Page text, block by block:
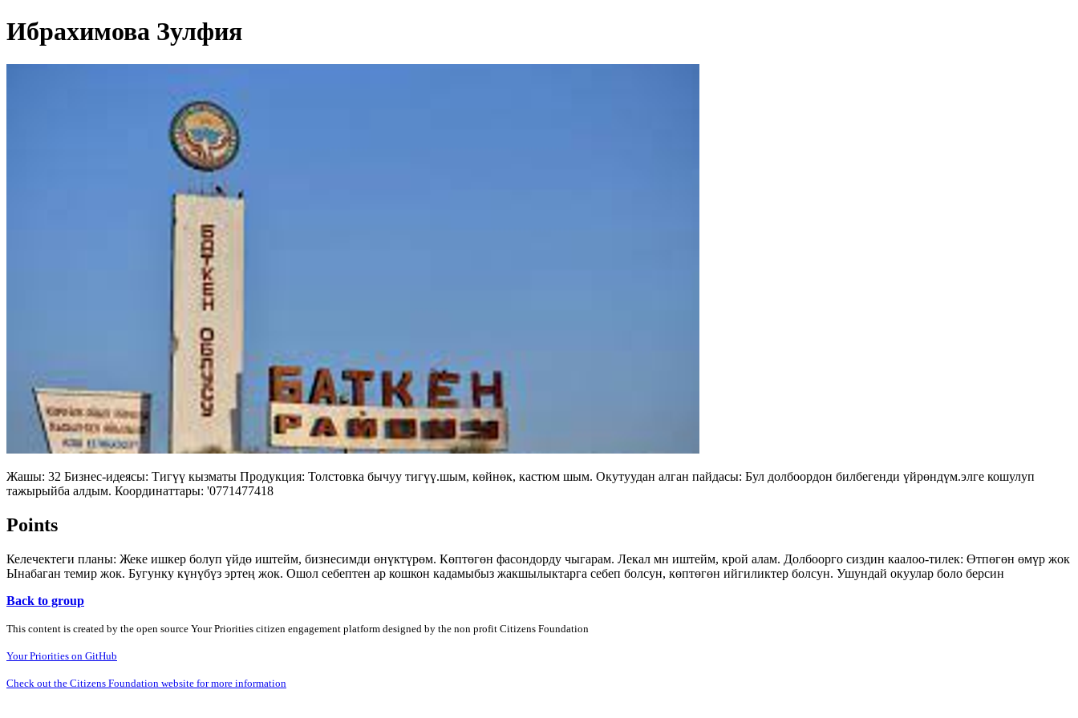
Ибрахимова Зулфия
Жашы: 32 Бизнес-идеясы: Тигүү кызматы Продукция: Толстовка бычуу тигүү.шым, көйнөк, кастюм шым. Окутуудан алган пайдасы: Бул долбоордон билбегенди үйрөндүм.элге кошулуп
тажырыйба алдым. Координаттары: '0771477418
Points
Келечектеги планы: Жеке ишкер болуп үйдө иштейм, бизнесимди өнүктүрөм. Көптөгөн фасондорду чыгарам. Лекал мн иштейм, крой алам. Долбоорго сиздин каалоо-тилек: Өтпөгөн өмүр жок
Ынабаган темир жок. Бугунку күнүбүз эртең жок. Ошол себептен ар кошкон кадамыбыз жакшылыктарга себеп болсун, көптөгөн ийгиликтер болсун. Ушундай окуулар боло берсин
Back to group
This content is created by the open source Your Priorities citizen engagement platform designed by the non profit Citizens Foundation
Your Priorities on GitHub
Check out the Citizens Foundation website for more information